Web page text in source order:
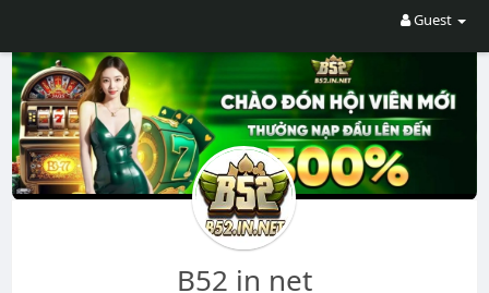
Guest
B52 in net